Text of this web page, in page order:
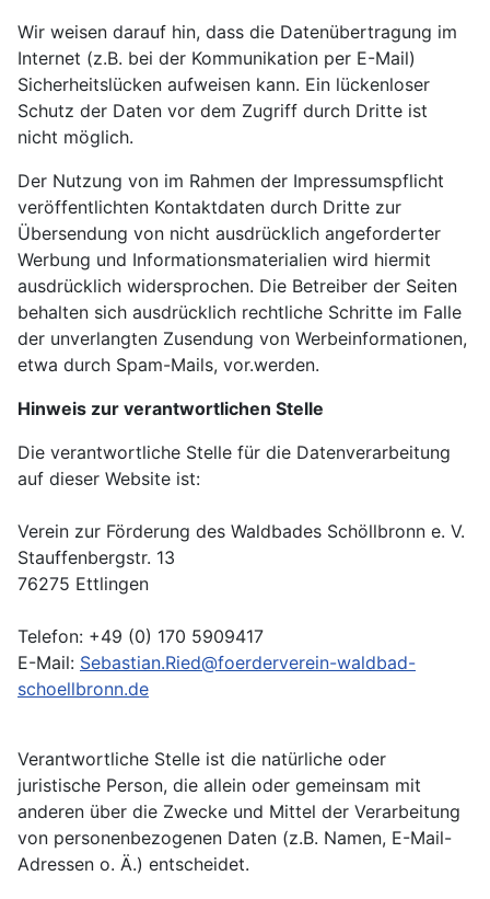
Wir weisen darauf hin, dass die Datenübertragung im
Internet (z.B. bei der Kommunikation per E-Mail)
Sicherheitslücken aufweisen kann. Ein lückenloser
Schutz der Daten vor dem Zugriff durch Dritte ist
nicht möglich.
Der Nutzung von im Rahmen der Impressumspflicht
veröffentlichten Kontaktdaten durch Dritte zur
Übersendung von nicht ausdrücklich angeforderter
Werbung und Informationsmaterialien wird hiermit
ausdrücklich widersprochen. Die Betreiber der Seiten
behalten sich ausdrücklich rechtliche Schritte im Falle
der unverlangten Zusendung von Werbeinformationen,
etwa durch Spam-Mails, vor.werden.
Hinweis zur verantwortlichen Stelle
Die verantwortliche Stelle für die Datenverarbeitung
auf dieser Website ist:
Verein zur Förderung des Waldbades Schöllbronn e. V.
Stauffenbergstr. 13
76275 Ettlingen
Telefon: +49 (0) 170 5909417
E-Mail: Sebastian.Ried@foerderverein-waldbad-
schoellbronn.de
Verantwortliche Stelle ist die natürliche oder
juristische Person, die allein oder gemeinsam mit
anderen über die Zwecke und Mittel der Verarbeitung
von personenbezogenen Daten (z.B. Namen, E-Mail-
Adressen o. Ä.) entscheidet.